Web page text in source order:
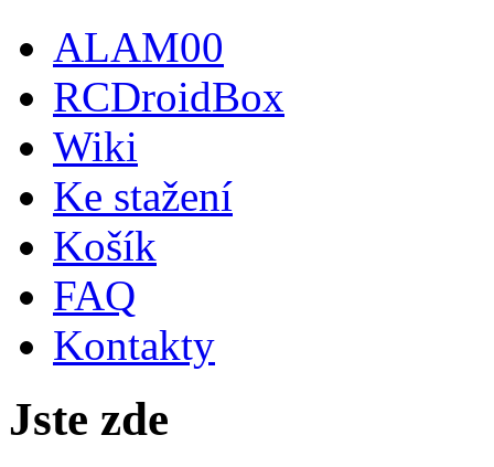
ALAM00
RCDroidBox
Wiki
Ke stažení
Košík
FAQ
Kontakty
Jste zde